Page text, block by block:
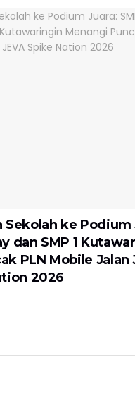
Sekolah ke Podium
dan SMP 1
PLN Mobile Jalan
2026